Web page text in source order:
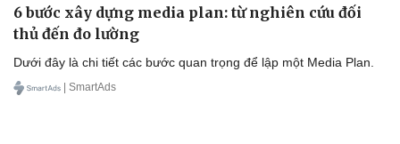
Nam khoa
Làm đẹp - giảm cân
Ăn sạch sống khỏe
6 bước xây dựng media plan: từ nghiên cứu đối
thủ đến đo lường
Dưới đây là chi tiết các bước quan trọng để lập một Media Plan.
| SmartAds